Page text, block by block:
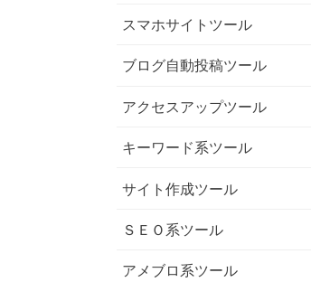
スマホサイトツール
ブログ自動投稿ツール
アクセスアップツール
キーワード系ツール
サイト作成ツール
ＳＥＯ系ツール
アメブロ系ツール